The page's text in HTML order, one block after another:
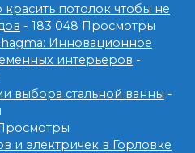
потолок чтобы не
- 183 048 Просмотры
Инновационное
интерьеров -
выбора стальной ванны -
и электричек в Горловке